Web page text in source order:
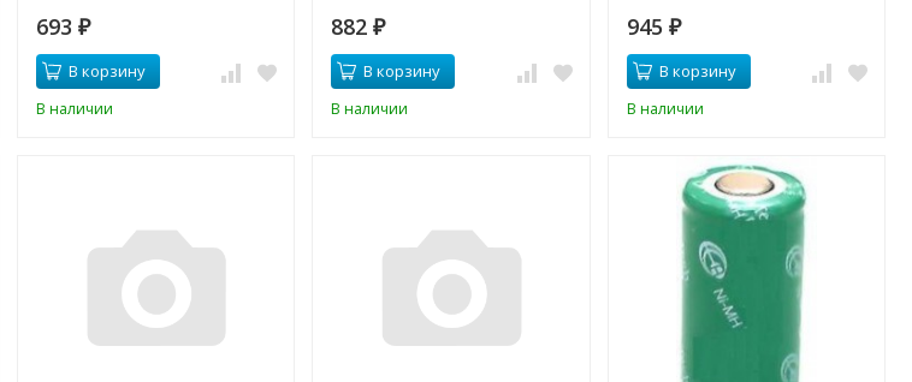
693 ₽
В корзину
В наличии
882₽
В корзину
В наличии
945 ₽
В корзину
В наличии